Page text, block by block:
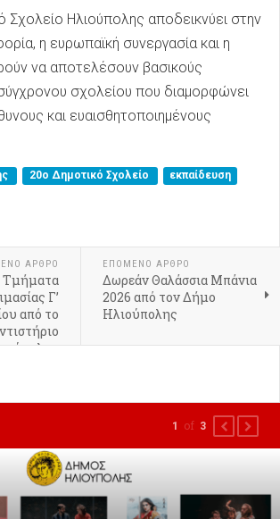
Σχολείο Ηλιούπολης αποδεικνύει στην
η ευρωπαϊκή συνεργασία και η
να αποτελέσουν βασικούς
σχολείου που διαμορφώνει
και ευαισθητοποιημένους
20ο Δημοτικό Σχολείο
εκπαίδευση
ΑΡΘΡΟ
Τμήματα
Γ’
από το
ΕΠΟΜΕΝΟ ΑΡΘΡΟ
Δωρεάν Θαλάσσια Μπάνια
2026 από τον Δήμο
Ηλιούπολης
1 of 3 PREVIOUS
NEXT